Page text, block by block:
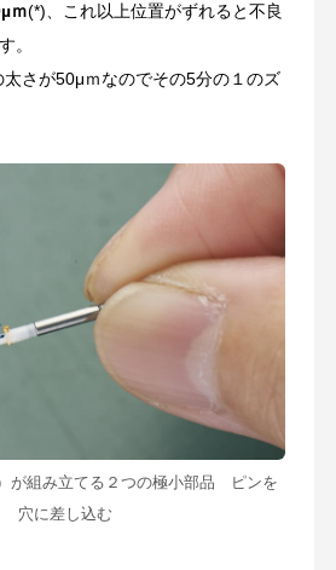
ｍ(*)、これ以上位置がずれると不良
。
太さが50μｍなのでその5分の１のズ
が組み立てる２つの極小部品 ピンを
穴に差し込む